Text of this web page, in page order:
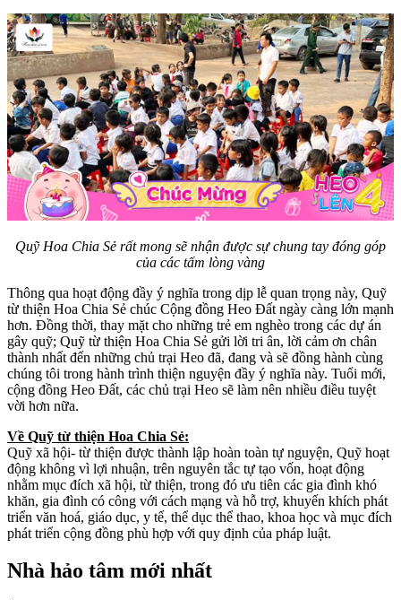
Quỹ Hoa Chia Sẻ rất mong sẽ nhận được sự chung tay đóng góp
của các tấm lòng vàng
Thông qua hoạt động đầy ý nghĩa trong dịp lễ quan trọng này, Quỹ
từ thiện Hoa Chia Sẻ chúc Cộng đồng Heo Đất ngày càng lớn mạnh
hơn. Đồng thời, thay mặt cho những trẻ em nghèo trong các dự án
gây quỹ; Quỹ từ thiện Hoa Chia Sẻ gửi lời tri ân, lời cảm ơn chân
thành nhất đến những chủ trại Heo đã, đang và sẽ đồng hành cùng
chúng tôi trong hành trình thiện nguyện đầy ý nghĩa này. Tuổi mới,
cộng đồng Heo Đất, các chủ trại Heo sẽ làm nên nhiều điều tuyệt
vời hơn nữa.
Về Quỹ từ thiện Hoa Chia Sẻ:
Quỹ xã hội- từ thiện được thành lập hoàn toàn tự nguyện, Quỹ hoạt
động không vì lợi nhuận, trên nguyên tắc tự tạo vốn, hoạt động
nhằm mục đích xã hội, từ thiện, trong đó ưu tiên các gia đình khó
khăn, gia đình có công với cách mạng và hỗ trợ, khuyến khích phát
triển văn hoá, giáo dục, y tế, thể dục thể thao, khoa học và mục đích
phát triển cộng đồng phù hợp với quy định của pháp luật.
Nhà hảo tâm mới nhất